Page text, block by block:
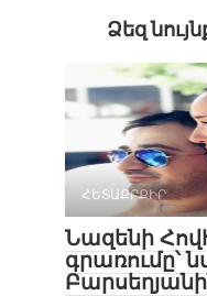
Ձեզ
ՀԵՏԱՔՐՔԻՐ
Նազենի
գրառումը՝